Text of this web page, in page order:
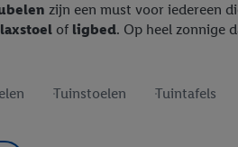
zijn een must voor iedereen
of ligbed. Op heel zonnige
Tuinstoelen Tuintafels